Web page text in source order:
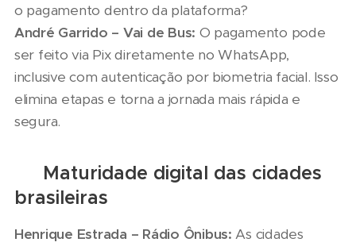
o pagamento dentro da plataforma?
André Garrido – Vai de Bus: O pagamento pode
ser feito via Pix diretamente no WhatsApp,
inclusive com autenticação por biometria facial. Isso
elimina etapas e torna a jornada mais rápida e
segura.
📊 Maturidade digital das cidades
brasileiras
Henrique Estrada – Rádio Ônibus: As cidades